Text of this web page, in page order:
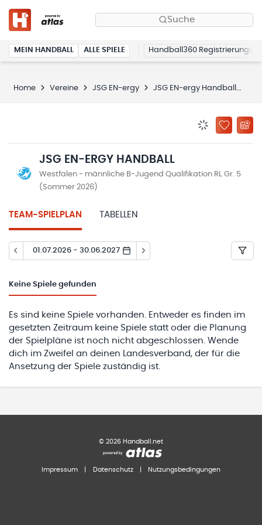
Suche
MEIN HANDBALL ALLE SPIELE Handball360 Registrierung
Home Vereine JSG EN-ergy JSG EN-ergy Handball
ZU
JSG EN-ERGY HANDBALL
Westfalen - männliche B-Jugend Qualifikation RL Gr. 5
(Sommer 2026)
TEAM-SPIELPLAN TABELLEN
01.07.2026 - 30.06.2027
Keine Spiele gefunden
Es sind keine Spiele vorhanden. Entweder es finden im
gesetzten Zeitraum keine Spiele statt oder die Planung
der Spielpläne ist noch nicht abgeschlossen. Wende
dich im Zweifel an deinen Landesverband, der für die
Ansetzung der Spiele zuständig ist.
© 2026 Handball.net
Impressum Datenschutz Nutzungsbedingungen